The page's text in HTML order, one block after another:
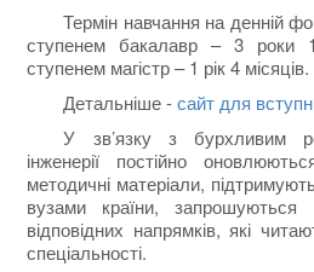
Термін навчання на денній
ступенем бакалавр – 3 роки
ступенем магістр – 1 рік 4 місяців.
Детальніше -сайт для
У зв’язку з бурхливим
інженерії постійно
методичні матеріали,
вузами країни, запрошуються
відповідних напрямків, які
спеціальності.